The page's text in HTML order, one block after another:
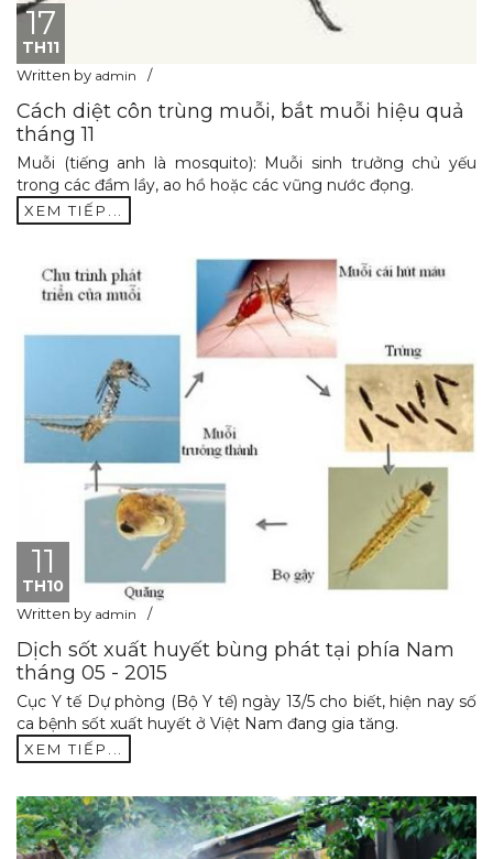
17
TH11
Written by admin
Cách diệt côn trùng muỗi, bắt muỗi hiệu quả
tháng 11
Muỗi (tiếng anh là mosquito): Muỗi sinh trưởng chủ yếu
trong các đầm lầy, ao hồ hoặc các vũng nước đọng.
XEM TIẾP...
11
TH10
Written by admin
Dịch sốt xuất huyết bùng phát tại phía Nam
tháng 05 - 2015
Cục Y tế Dự phòng (Bộ Y tế) ngày 13/5 cho biết, hiện nay số
ca bệnh sốt xuất huyết ở Việt Nam đang gia tăng.
XEM TIẾP...